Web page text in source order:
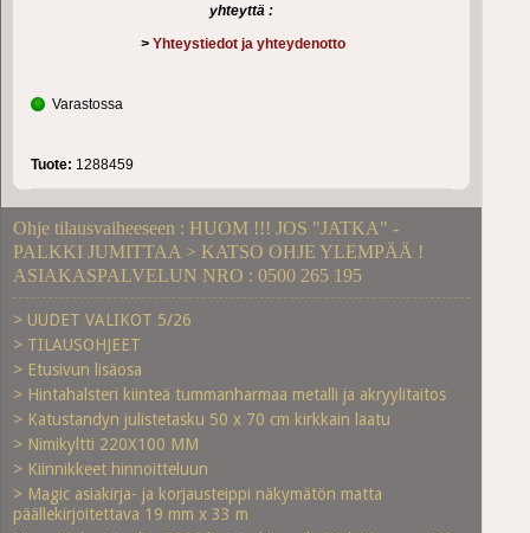
yhteyttä :
> Yhteystiedot ja yhteydenotto
Varastossa
Tuote: 1288459
Ohje tilausvaiheeseen : HUOM !!! JOS "JATKA" -
PALKKI JUMITTAA > KATSO OHJE YLEMPÄÄ !
ASIAKASPALVELUN NRO : 0500 265 195
> UUDET VALIKOT 5/26
> TILAUSOHJEET
> Etusivun lisäosa
> Hintahalsteri kiinteä tummanharmaa metalli ja akryylitaitos
> Katustandyn julistetasku 50 x 70 cm kirkkain laatu
> Nimikyltti 220X100 MM
> Kiinnikkeet hinnoitteluun
> Magic asiakirja- ja korjausteippi näkymätön matta
päällekirjoitettava 19 mm x 33 m